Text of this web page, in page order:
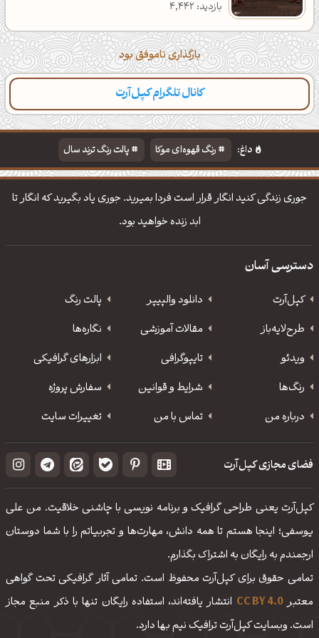
بازدید: 4,442
بارگذاری ناموفق بود
کانال تلگرام کپل‌آرت
داغ: رنگ قهوه‌ای موکا
پالت رنگ ترند سال
دانلود والپیپر مذهبی
تایپوگرافی شعر مولانا
جوری زندگی کنید انگار قرار است فردا بمیرید. جوری یاد بگیرید که انگار تا
ابد زنده خواهید بود.
دسترسی آسان
کپل‌آرت دانلود‌ والپیپر
پالت رنگ
طرح‌لایه‌باز
مقالات آموزشی
نگاره‌ها
ویدئو
‌تایپوگرافی
ابزارهای گرافیکی
رنگ‌ها
شرایط و قوانین
سفارش پروژه
درباره من
تماس با من تغییرات سایت
فضای مجازی کپل‌آرت
کپل‌آرت یعنی طراحی گرافیک و برنامه نویسی با چاشنی خلاقیت. من علی
یوسفی؛ اینجا هستم تا همه دانش، مهارت‌‌ها و تجربیاتم را با شما دوستان
ارجمندم به رایگان به اشتراک بگذارم.
تمامی حقوق برای کپل‌آرت محفوظ است. تمامی آثار گرافیکی تحت گواهی
معتبرCC BY 4.0 انتشار یافته‌اند، استفاده رایگان تنها با ذکر منبع مجاز
است. وبسایت کپل‌آرت ترافیک نیم بها دارد.